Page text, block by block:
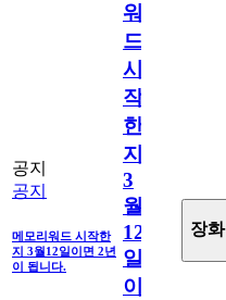
공지
공지
메모리워드 시작한
지 3월12일이면 2년
이 됩니다.
워
드
시
작
한
지
3
월
12
일
이
장화